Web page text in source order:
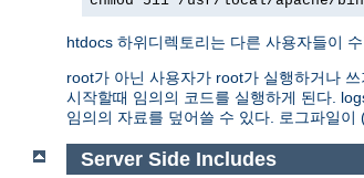
htdocs 하위디렉토리는 다른 사용자들이
root가 아닌 사용자가 root가 실행하거나
시작할때 임의의 코드를 실행하게 된다.
임의의 자료를 덮어쓸 수 있다. 로그파일
Server Side Includes